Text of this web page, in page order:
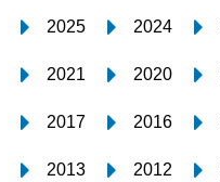
2025 2024
2021 2020
2017 2016
2013 2012